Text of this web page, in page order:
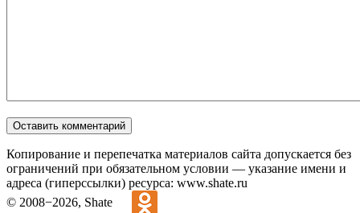
Копирование и перепечатка материалов сайта допускается без
ограничений при обязательном условии — указание имени и
адреса (гиперссылки) ресурса: www.shate.ru
© 2008−2026, Shate